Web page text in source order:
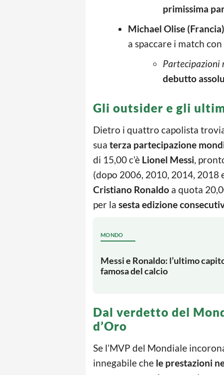
primissima
Michael Olise
a spaccare i match con
Partecipazioni
debutto
Gli outsider e gli
Dietro i quattro capolista
sua terza partecipazione
di 15,00 c’è Lionel Messi,
(dopo 2006, 2010, 2014,
Cristiano Ronaldo a quota
per la sesta edizione
MONDO
Messi e Ronaldo: l’ultimo
famosa del calcio
Dal verdetto del
d’Oro
Se l’MVP del Mondiale
innegabile che le prestazioni